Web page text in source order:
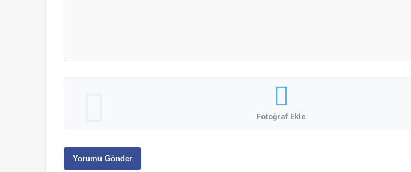
Fotoğraf Ekle
Yorumu Gönder